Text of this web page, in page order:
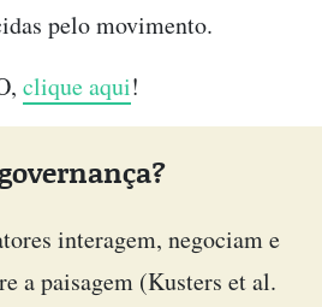
pelo movimento.
clique aqui!
interagem, negociam e
a paisagem (Kusters et al.